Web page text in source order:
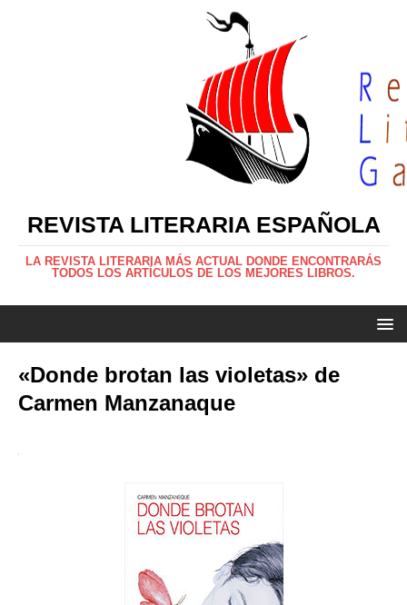
REVISTA LITERARIA ESPAÑOLA
LA REVISTA LITERARIA MÁS ACTUAL DONDE ENCONTRARÁS
TODOS LOS ARTÍCULOS DE LOS MEJORES LIBROS.
«Donde brotan las violetas» de
Carmen Manzanaque